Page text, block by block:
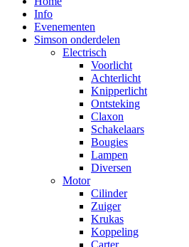
Info
Evenementen
Simson onderdelen
Electrisch
Voorlicht
Achterlicht
Knipperlicht
Ontsteking
Claxon
Schakelaars
Bougies
Lampen
Diversen
Motor
Cilinder
Zuiger
Krukas
Koppeling
Carter